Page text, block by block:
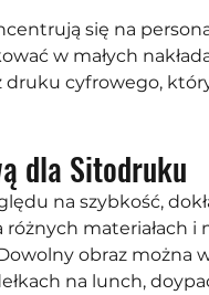
się na
w małych
druku cyfrowego,
dla Sitodruku
na szybkość,
różnych materiałach i
obraz można
na lunch,